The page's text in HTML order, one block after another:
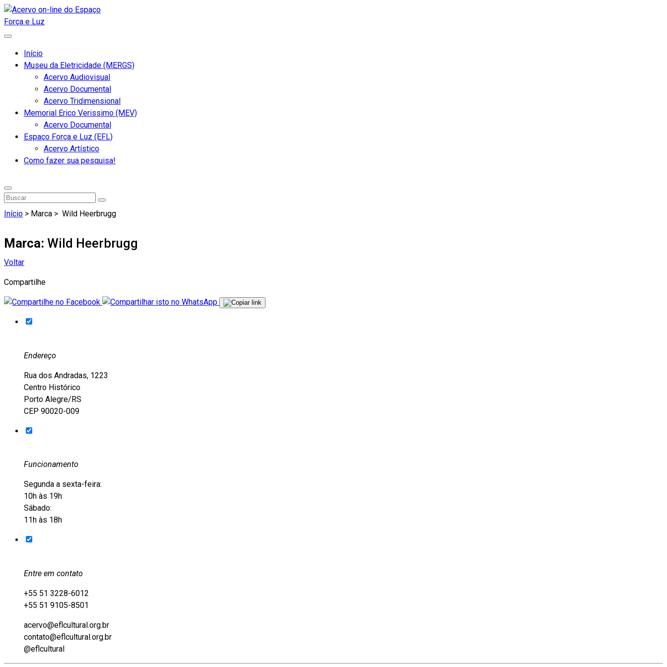
Início
Museu da Eletricidade (MERGS)
Acervo Audiovisual
Acervo Documental
Acervo Tridimensional
Memorial Erico Verissimo (MEV)
Acervo Documental
Espaço Força e Luz (EFL)
Acervo Artístico
Como fazer sua pesquisa!
Início > Marca > Wild Heerbrugg
Marca: Wild Heerbrugg
Voltar
Compartilhe
Endereço
Rua dos Andradas, 1223
Centro Histórico
Porto Alegre/RS
CEP 90020-009
Funcionamento
Segunda a sexta-feira:
10h às 19h
Sábado:
11h às 18h
Entre em contato
+55 51 3228-6012
+55 51 9105-8501
acervo@eflcultural.org.br
contato@eflcultural.org.br
@eflcultural